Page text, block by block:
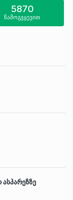
5870
წამოგვყევით